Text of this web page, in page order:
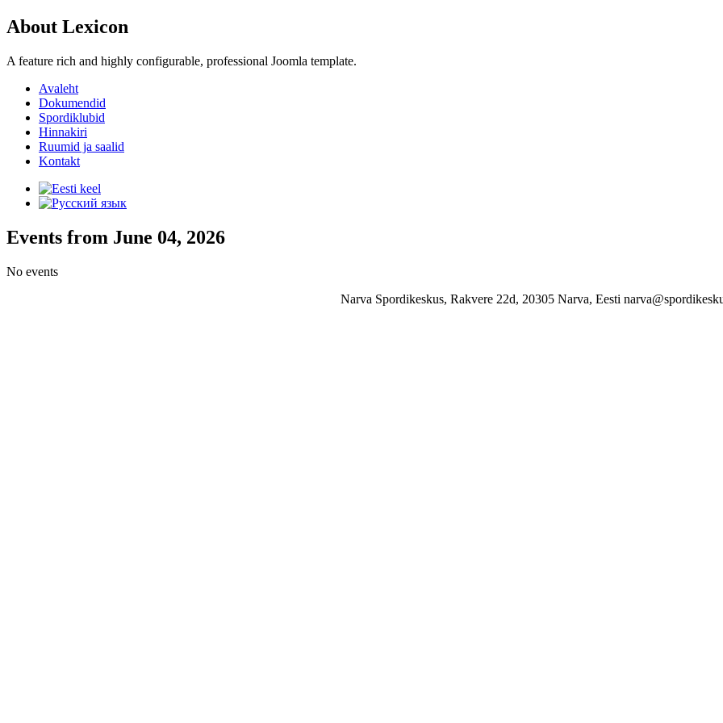
About Lexicon
A feature rich and highly configurable, professional Joomla template.
Avaleht
Dokumendid
Spordiklubid
Hinnakiri
Ruumid ja saalid
Kontakt
Events from June 04, 2026
No events
Narva Spordikeskus, Rakvere 22d, 20305 Narva, Eesti